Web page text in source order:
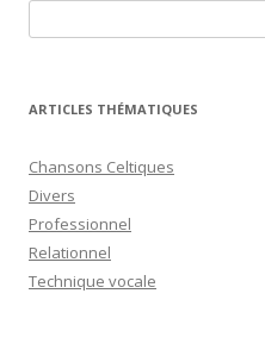
ARTICLES THÉMATIQUES
Chansons Celtiques
Divers
Professionnel
Relationnel
Technique vocale